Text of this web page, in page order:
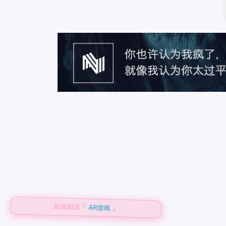
欢迎阅读「 AR游戏 」